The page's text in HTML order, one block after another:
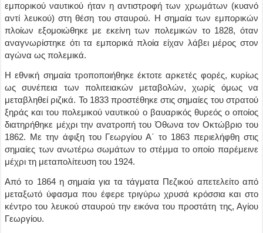
εμπορικού ναυτικού ήταν η αντιστροφή των χρωμάτων (κυανό
αντί λευκού) στη θέση του σταυρού. Η σημαία των εμπορικών
πλοίων εξομοιώθηκε με εκείνη των πολεμικών το 1828, όταν
αναγνωρίστηκε ότι τα εμπορικά πλοία είχαν λάβει μέρος στον
αγώνα ως πολεμικά.
Η εθνική σημαία τροποποιήθηκε έκτοτε αρκετές φορές, κυρίως
ως συνέπεια των πολιτειακών μεταβολών, χωρίς όμως να
μεταβληθεί ριζικά. Το 1833 προστέθηκε στις σημαίες του στρατού
ξηράς και του πολεμικού ναυτικού ο βαυαρικός θυρεός ο οποίος
διατηρήθηκε μέχρι την ανατροπή του Όθωνα τον Οκτώβριο του
1862. Με την άφιξη του Γεωργίου Α΄ το 1863 περιελήφθη στις
σημαίες των ανωτέρω σωμάτων το στέμμα το οποίο παρέμεινε
μέχρι τη μεταπολίτευση του 1924.
Από το 1864 η σημαία για τα τάγματα Πεζικού απετελείτο από
μεταξωτό ύφασμα που έφερε τριγύρω χρυσά κρόσσια και στο
κέντρο του λευκού σταυρού την εικόνα του προστάτη της, Αγίου
Γεωργίου.